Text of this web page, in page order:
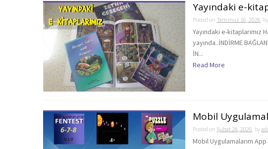
Yayındaki e-
Posted on Temmuz 16, 2026
Yayındaki e-kitaplarımız
yayında..İNDİRME
İN...
Read More
Mobil
Posted on Şubat 28, 2026 by
Mobil Uygulamalarım